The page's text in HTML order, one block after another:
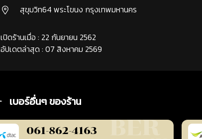
สุขุมวิท64 พระโขนง กรุงเทพมหานคร
เปิดร้านเมื่อ : 22 กันยายน 2562
อัปเดตล่าสุด : 07 สิงหาคม 2569
เบอร์อื่นๆ ของร้าน
061-862-4163